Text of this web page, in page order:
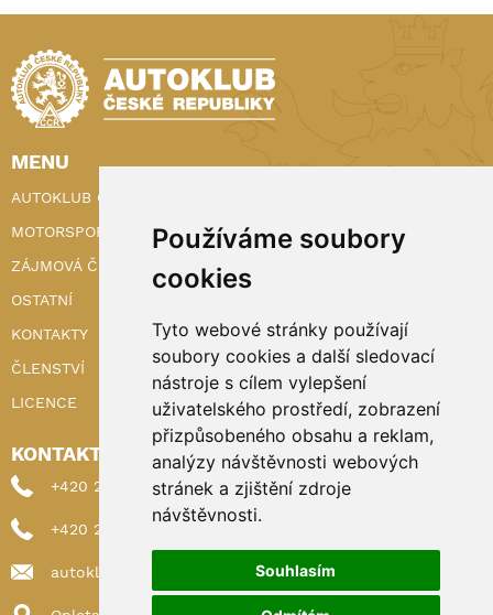
Používáme soubory
cookies
Tyto webové stránky používají
soubory cookies a další sledovací
nástroje s cílem vylepšení
uživatelského prostředí, zobrazení
přizpůsobeného obsahu a reklam,
analýzy návštěvnosti webových
stránek a zjištění zdroje
návštěvnosti.
Souhlasím
MENU
AUTOKLUB ČR
MOTORSPORT
ZÁJMOVÁ ČINNOST
OSTATNÍ
KONTAKTY
ČLENSTVÍ
LICENCE
KONTAKTY
+420 222 898 224 (sekretariat)
+420 222 898 221 (členství)
autoklub@autoklub.cz